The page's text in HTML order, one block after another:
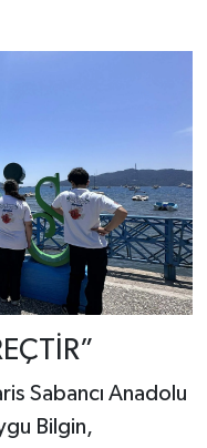
Sabancı Anadolu
Bilgin,